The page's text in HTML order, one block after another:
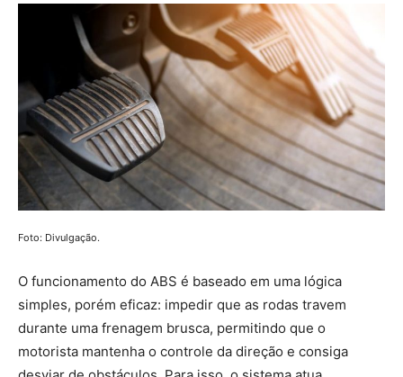
Foto: Divulgação.
O funcionamento do ABS é baseado em uma lógica
simples, porém eficaz: impedir que as rodas travem
durante uma frenagem brusca, permitindo que o
motorista mantenha o controle da direção e consiga